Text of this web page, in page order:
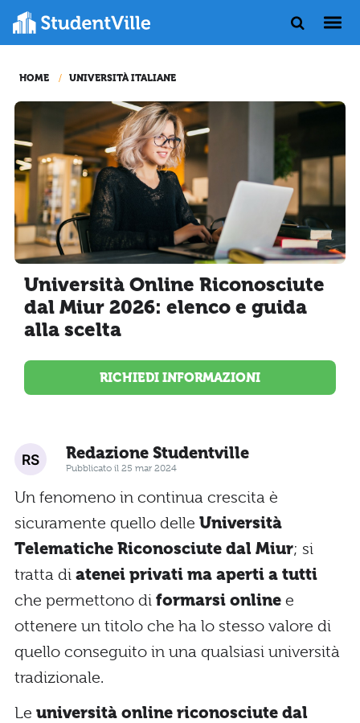
HOME UNIVERSITÀ ITALIANE
Università Online Riconosciute
dal Miur 2026: elenco e guida
alla scelta
RICHIEDI INFORMAZIONI
Redazione Studentville
Pubblicato il 25 mar 2024
Un fenomeno in continua crescita è
sicuramente quello delle Università
Telematiche Riconosciute dal Miur; si
tratta di atenei privati ma aperti a tutti
che permettono di formarsi online e
ottenere un titolo che ha lo stesso valore di
quello conseguito in una qualsiasi università
tradizionale.
Le università online riconosciute dal